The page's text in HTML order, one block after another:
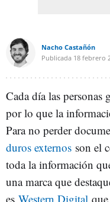
Nacho Castañón
Publicada 18 febrero
Cada día las personas
por lo que la
Para no perder
duros externos son el
toda la información
una marca que
es Western Digital